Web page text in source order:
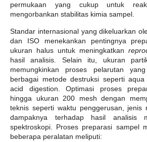
permukaan yang cukup untuk
mengorbankan stabilitas kimia sampel.
Standar internasional yang dikeluarkan
dan ISO menekankan pentingnya
ukuran halus untuk meningkatkan
hasil analisis. Selain itu, ukuran
memungkinkan proses pelarutan
berbagai metode destruksi seperti
acid digestion. Optimasi proses
hingga ukuran 200 mesh dengan
teknis seperti waktu penggerusan, jenis
dampaknya terhadap hasil analisis
spektroskopi. Proses preparasi sampel
beberapa peralatan meliputi: